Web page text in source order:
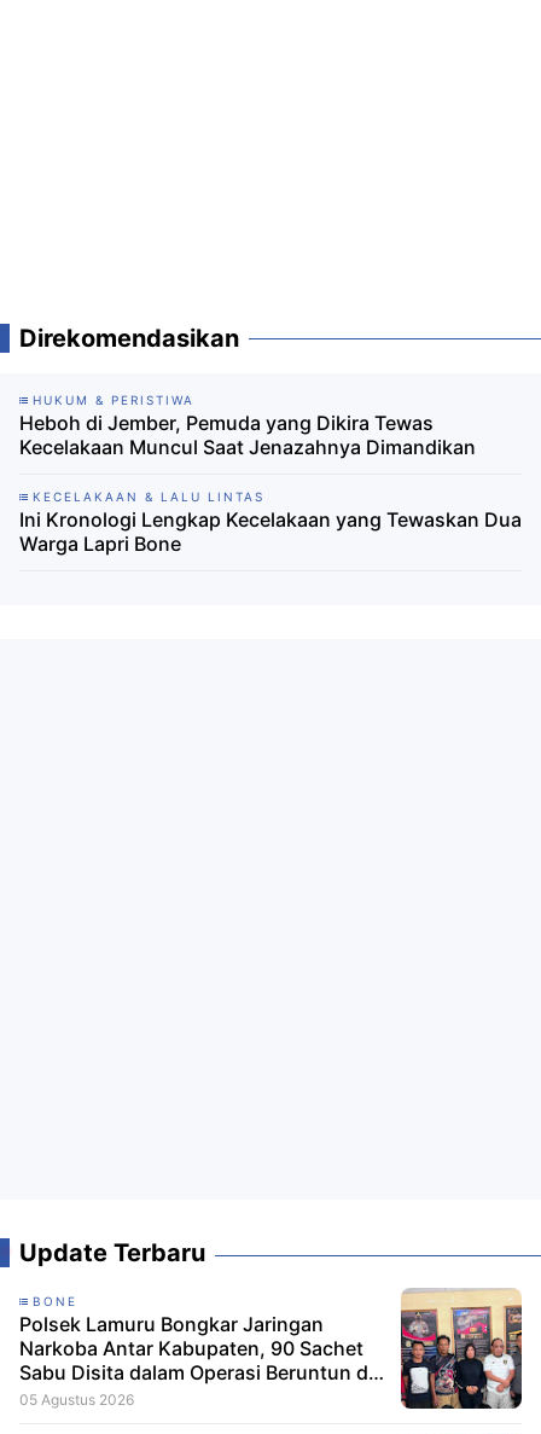
Direkomendasikan
HUKUM & PERISTIWA
Heboh di Jember, Pemuda yang Dikira Tewas
Kecelakaan Muncul Saat Jenazahnya Dimandikan
KECELAKAAN & LALU LINTAS
Ini Kronologi Lengkap Kecelakaan yang Tewaskan Dua
Warga Lapri Bone
Update Terbaru
BONE
Polsek Lamuru Bongkar Jaringan
Narkoba Antar Kabupaten, 90 Sachet
Sabu Disita dalam Operasi Beruntun di
Bone dan Soppeng
05 Agustus 2026